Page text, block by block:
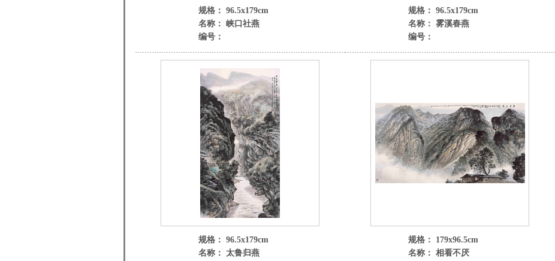
规格： 96.5x179cm
名称： 峡口社燕
编号：
规格： 96.5x179cm
名称： 雾溪春燕
编号：
规格： 96.5x179cm
名称： 太鲁归燕
规格： 179x96.5cm
名称： 相看不厌